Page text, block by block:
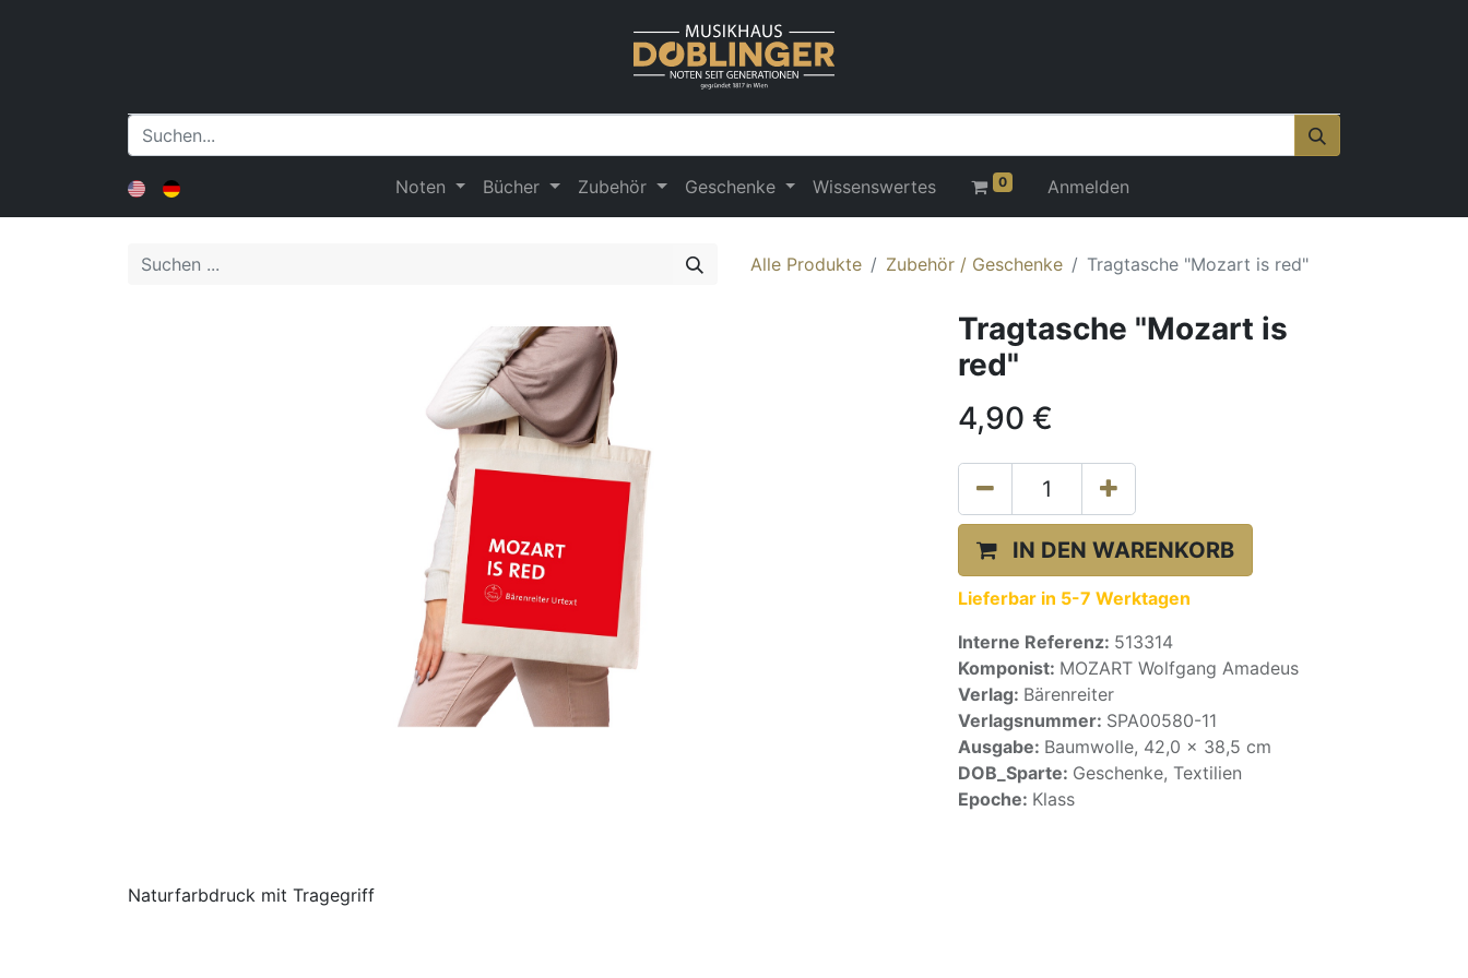
Noten Bücher Zubehör Geschenke Wissenswertes 0 Anmelden
Alle Produkte Zubehör / Geschenke Tragtasche "Mozart is red"
Tragtasche "Mozart is
red"
4,90 €
IN DEN WARENKORB
Lieferbar in 5-7 Werktagen
Interne Referenz: 513314
Komponist: MOZART Wolfgang Amadeus
Verlag: Bärenreiter
Verlagsnummer: SPA00580-11
Ausgabe: Baumwolle, 42,0 x 38,5 cm
DOB_Sparte: Geschenke, Textilien
Epoche: Klass
Naturfarbdruck mit Tragegriff